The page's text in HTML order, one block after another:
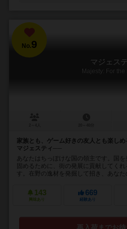
No.9
マジェス
Majesty: For the
家族とも、ゲーム好きの友人とも楽し
マジェスティ──
あなたはちっぽけな国の領主です。国
固めるために、街の発展に貢献してく
す。在野の逸材を発掘して招き、あな
143
興味あり
669
経験あり
再入荷までお